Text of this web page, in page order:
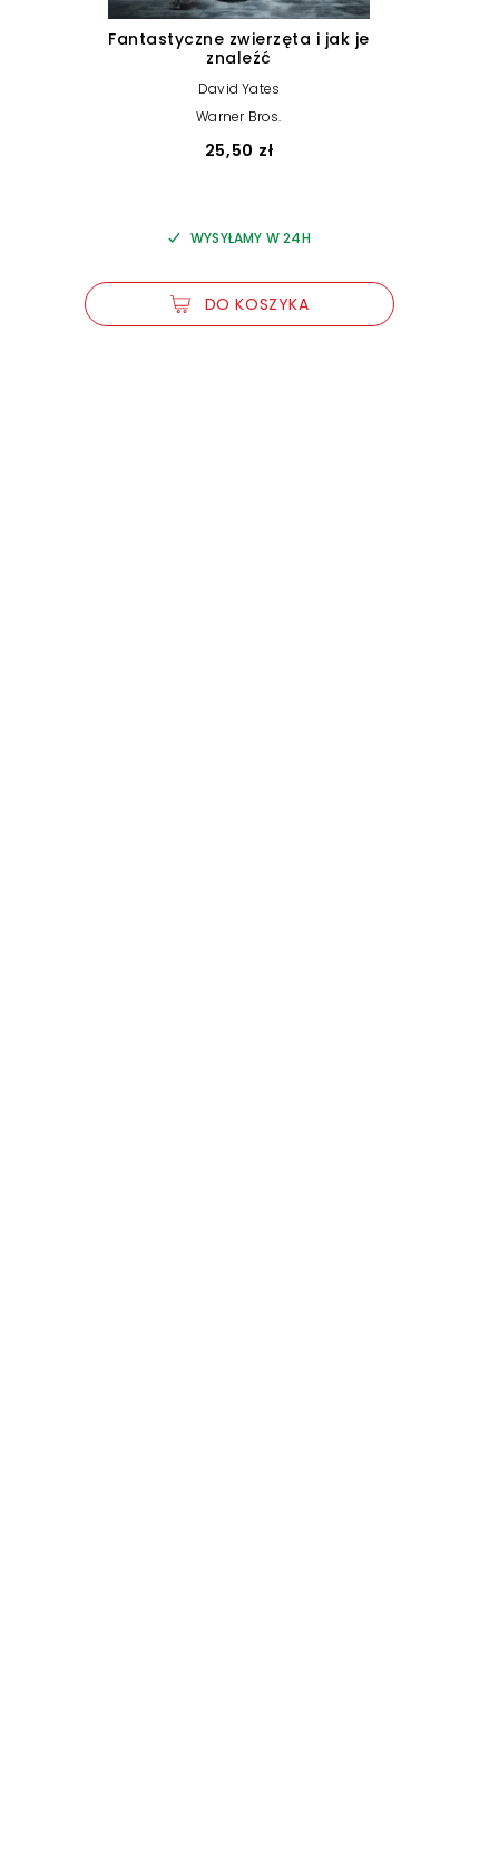
Fantastyczne zwierzęta i jak je
znaleźć
David Yates
Warner Bros.
25,50 zł
WYSYŁAMY W 24H
DO KOSZYKA